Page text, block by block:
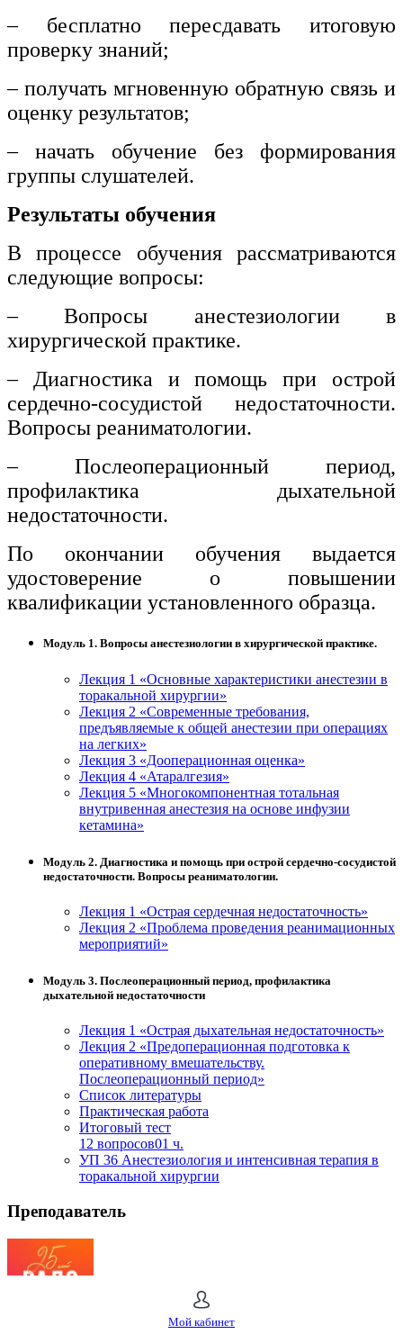
Мой кабинет
– бесплатно пересдавать итоговую
проверку знаний;
– получать мгновенную обратную связь и
оценку результатов;
– начать обучение без формирования
группы слушателей.
Результаты обучения
В процессе обучения рассматриваются
следующие вопросы:
– Вопросы анестезиологии в
хирургической практике.
– Диагностика и помощь при острой
сердечно-сосудистой недостаточности.
Вопросы реаниматологии.
– Послеоперационный период,
профилактика дыхательной
недостаточности.
По окончании обучения выдается
удостоверение о повышении
квалификации установленного образца.
Модуль 1. Вопросы анестезиологии в хирургической практике.
Лекция 1 «Основные характеристики анестезии в
торакальной хирургии»
Лекция 2 «Современные требования,
предъявляемые к общей анестезии при операциях
на легких»
Лекция 3 «Дооперационная оценка»
Лекция 4 «Атаралгезия»
Лекция 5 «Многокомпонентная тотальная
внутривенная анестезия на основе инфузии
кетамина»
Модуль 2. Диагностика и помощь при острой сердечно-сосудистой
недостаточности. Вопросы реаниматологии.
Лекция 1 «Острая сердечная недостаточность»
Лекция 2 «Проблема проведения реанимационных
мероприятий»
Модуль 3. Послеоперационный период, профилактика
дыхательной недостаточности
Лекция 1 «Острая дыхательная недостаточность»
Лекция 2 «Предоперационная подготовка к
оперативному вмешательству.
Послеоперационный период»
Список литературы
Практическая работа
Итоговый тест
12 вопросов01 ч.
УП 36 Анестезиология и интенсивная терапия в
торакальной хирургии
Преподаватель
ЧОУ ДПО "РАДО"